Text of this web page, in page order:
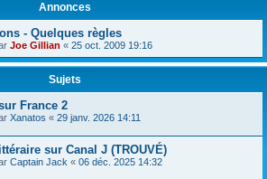
e
Annonces
- Quelques règles
Joe Gillian « 25 oct. 2009 19:16
Sujets
France 2
Xanatos « 29 janv. 2026 14:11
sur Canal J (TROUVÉ)
Captain Jack « 06 déc. 2025 14:32